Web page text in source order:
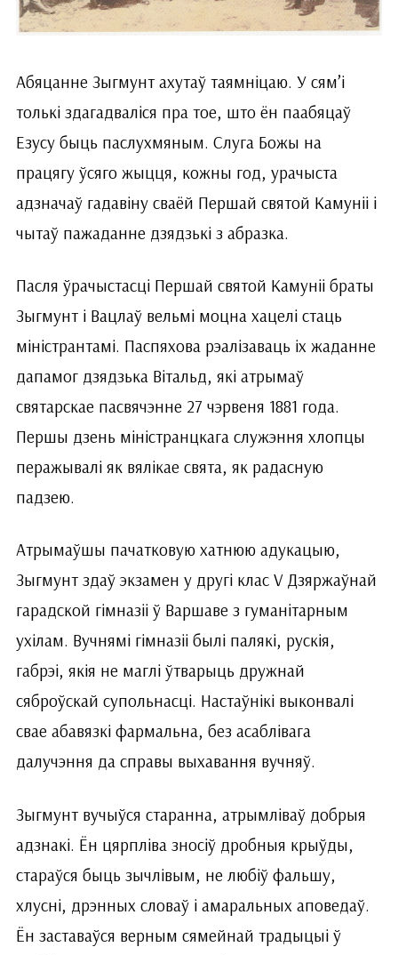
Абяцанне Зыгмунт ахутаў таямніцаю. У сям’і
толькі здагадваліся пра тое, што ён паабяцаў
Езусу быць паслухмяным. Слуга Божы на
працягу ўсяго жыцця, кожны год, урачыста
адзначаў гадавіну сваёй Першай святой Камуніі і
чытаў пажаданне дзя­дзькі з абразка.
Пасля ўрачыстасці Першай святой Камуніі браты
Зыгмунт і Вацлаў вельмі моцна хацелі стаць
міністрантамі. Паспяхова рэалізаваць іх жаданне
дапамог дзядзька Вітальд, які атрымаў
святарскае пасвячэнне 27 чэр­веня 1881 года.
Першы дзень міністранцкага служэння хлопцы
перажывалі як вялікае свята, як радасную
падзею.
Атрымаўшы пачатковую хатнюю адукацыю,
Зыгмунт здаў экзамен у другі клас V Дзяржаўнай
гарадской гімназіі ў Варшаве з гуманітарным
ухілам. Вучнямі гімназіі былі палякі, рускія,
габрэі, якія не маглі ўтварыць дружнай
сяброўскай супольнасці. Настаўнікі выконвалі
свае абавязкі фармальна, без асаблівага
далучэння да справы выхавання вучняў.
Зыгмунт вучыўся старанна, атрымліваў добрыя
адзнакі. Ён цярпліва зносіў дробныя крыўды,
стараўся быць зычлівым, не любіў фальшу,
хлусні, дрэнных словаў і амаральных аповедаў.
Ён заставаўся верным сямейнай традыцыі ў